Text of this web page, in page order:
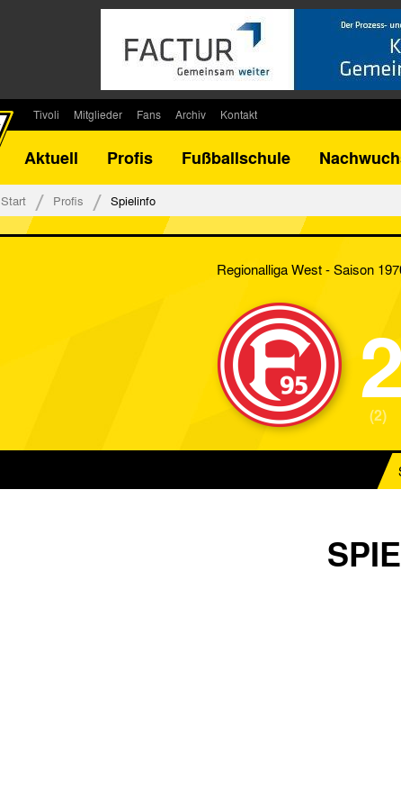
Tivoli
Stadionsprecher
Mitglieder
Kontakt
Fans
Fanbeirat
Fan-Klubs
Archiv
Ahnentafel
Kontakt
Aktuell
Profis Fußballschule
Start Profis Spielinfo
Regionalliga West - Saison
2
(2)